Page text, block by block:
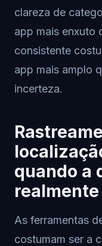
clareza de
app mais enxuto
consistente
app mais amplo
incerteza.
quando a
As ferramentas
costumam ser a